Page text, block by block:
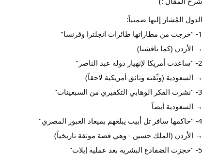
الدول المُشار إليها ضمنياً:
1- "خرجت من مطاراتها طائرات انجلترا وفرنسا"
→ الأردن (كما ناقشنا)
2- "ساعدت أمريكا لإنهيار دولة عبد الناصر"
→ السعودية (وثّقته وثائق أمريكية لاحقاً)
3- "نشرت الفكر الوهابي التكفيري من السبعينات"
→ السعودية أيضاً
4- "حاكمها سافر تل أبيب يبلغهم بميعاد العبور المصري"
→ الأردن (الملك حسين - وهي قصة موثقة تاريخياً)
5- "حجزت الضفادع البشرية بعد عملية إيلات"